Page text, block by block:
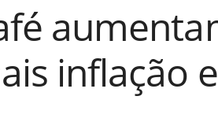
inflação